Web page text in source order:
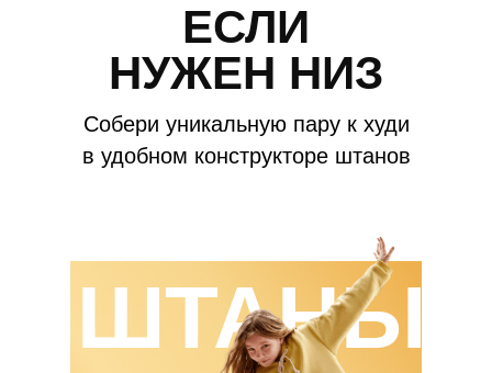
ЕСЛИ
НУЖЕН НИЗ
Собери уникальную пару к худи
в удобном конструкторе штанов
ШТАНЫ